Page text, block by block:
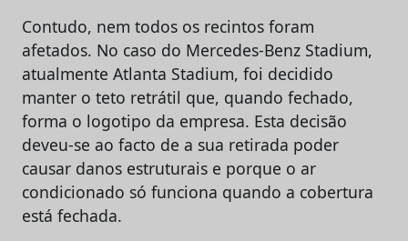
Contudo, nem todos os recintos foram
afetados. No caso do Mercedes-Benz Stadium,
atualmente Atlanta Stadium, foi decidido
manter o teto retrátil que, quando fechado,
forma o logotipo da empresa. Esta decisão
deveu-se ao facto de a sua retirada poder
causar danos estruturais e porque o ar
condicionado só funciona quando a cobertura
está fechada.